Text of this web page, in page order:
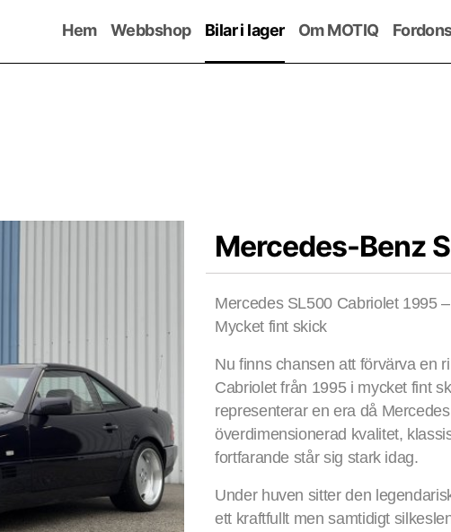
Hem Webbshop Bilar i lager Om MOTIQ
Mercedes-Benz
Mercedes SL500 Cabriolet 1995
Mycket fint skick
Nu finns chansen att förvärva en
Cabriolet från 1995 i mycket fint
representerar en era då
överdimensionerad kvalitet,
fortfarande står sig stark idag.
Under huven sitter den
ett kraftfullt men samtidigt